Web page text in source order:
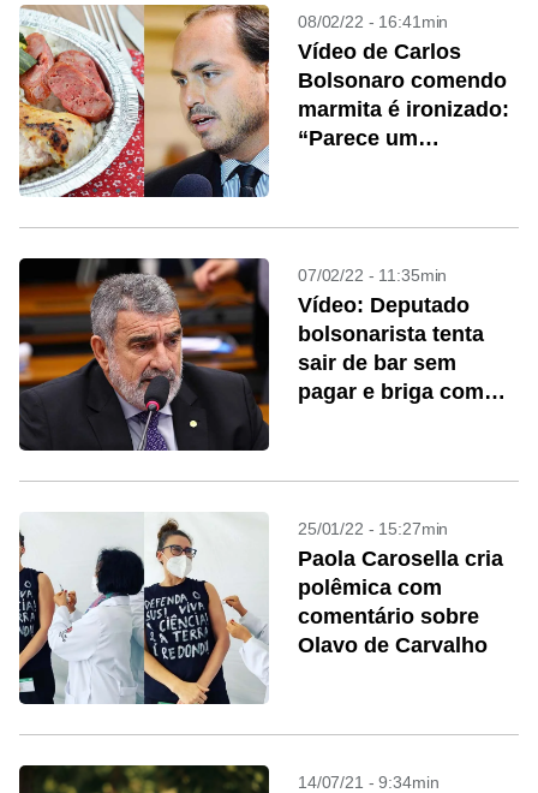
08/02/22 - 16:41min
Vídeo de Carlos
Bolsonaro comendo
marmita é ironizado:
“Parece um
07/02/22 - 11:35min
Vídeo: Deputado
bolsonarista tenta
sair de bar sem
pagar e briga com
25/01/22 - 15:27min
Paola Carosella cria
polêmica com
comentário sobre
Olavo de Carvalho
14/07/21 - 9:34min